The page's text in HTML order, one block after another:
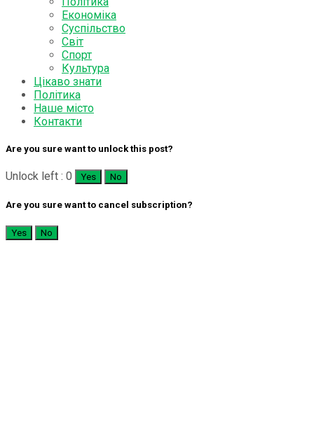
Економіка
Суспільство
Світ
Спорт
Культура
Цікаво знати
Політика
Наше місто
Контакти
Are you sure want to unlock this post?
Unlock left : 0 Yes No
Are you sure want to cancel subscription?
Yes No